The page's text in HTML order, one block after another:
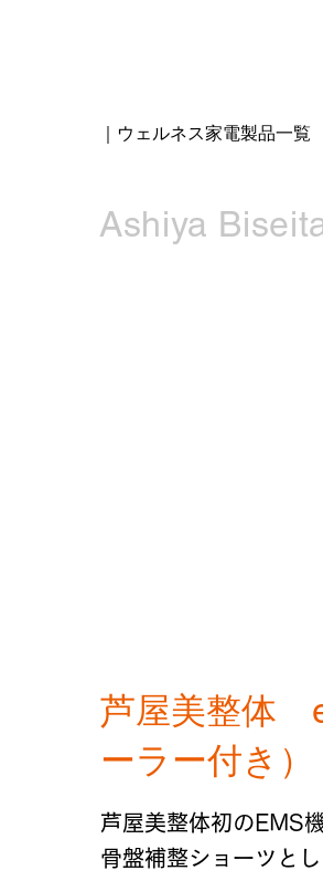
｜ウェルネス家電製品一覧
Ashiya
芦屋美整体
ーラー付き）
芦屋美整体初のEMS
骨盤補整ショーツと